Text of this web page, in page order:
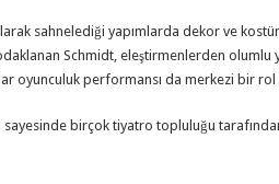
sahnelediği yapımlarda dekor ve
Schmidt, eleştirmenlerden olumlu
oyunculuk performansı da merkezi bir
sayesinde birçok tiyatro topluluğu